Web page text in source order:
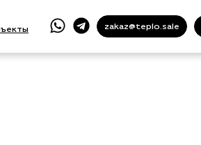
zakaz@teplo.sale